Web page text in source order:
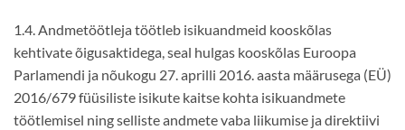
1.4. Andmetöötleja töötleb isikuandmeid kooskõlas
kehtivate õigusaktidega, seal hulgas kooskõlas Euroopa
Parlamendi ja nõukogu 27. aprilli 2016. aasta määrusega (EÜ)
2016/679 füüsiliste isikute kaitse kohta isikuandmete
töötlemisel ning selliste andmete vaba liikumise ja direktiivi